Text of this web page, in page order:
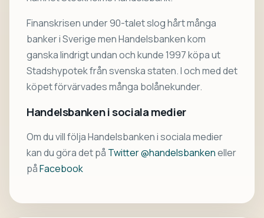
Finanskrisen under 90-talet slog hårt många
banker i Sverige men Handelsbanken kom
ganska lindrigt undan och kunde 1997 köpa ut
Stadshypotek från svenska staten. I och med det
köpet förvärvades många bolånekunder.
Handelsbanken i sociala medier
Om du vill följa Handelsbanken i sociala medier
kan du göra det på Twitter @handelsbankeneller
påFacebook